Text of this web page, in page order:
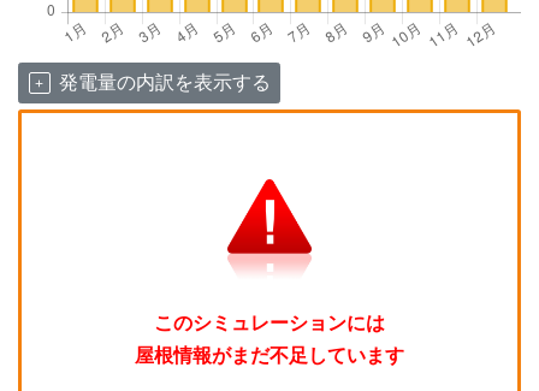
発電量の内訳を表示する
このシミュレーションには
屋根情報がまだ不足しています